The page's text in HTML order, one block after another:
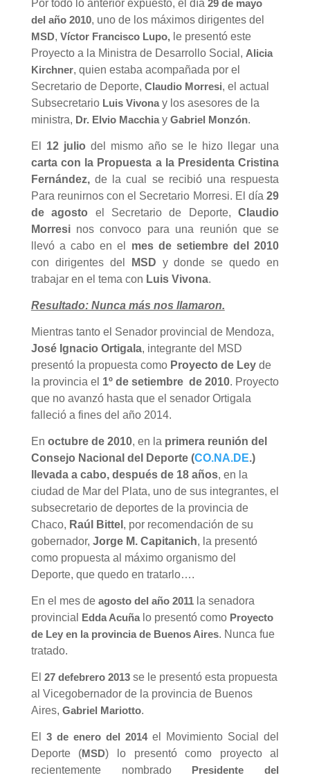
Por todo lo anterior expuesto, el día 29 de mayo
del año 2010, uno de los máximos dirigentes del
MSD, Víctor Francisco Lupo,le presentó este
Proyecto a la Ministra de Desarrollo Social, Alicia
Kirchner, quien estaba acompañada por el
Secretario de Deporte, Claudio Morresi, el actual
Subsecretario Luis Vivonay los asesores de la
ministra, Dr. Elvio Macchiay Gabriel Monzón.
El 12 julio del mismo año se le hizo llegar una
carta con la Propuesta a la Presidenta Cristina
Fernández,de la cual se recibió una respuesta
Para reunirnos con el Secretario Morresi. El día29
de agosto el Secretario de Deporte,Claudio
Morresinos convoco para una reunión que se
llevó a cabo en el mes de setiembre del 2010
con dirigentes del
MSD y donde se quedo en
trabajar en el tema con Luis Vivona.
Resultado: Nunca más nos llamaron.
Mientras tanto el Senador provincial de Mendoza,
José Ignacio Ortigala, integrante del MSD
presentó la propuesta como Proyecto de Leyde
la provincia el 1º de setiembre de 2010. Proyecto
que no avanzó hasta que el senador Ortigala
falleció a fines del año 2014.
En octubre de 2010, en la primera reunión del
Consejo Nacional del Deporte (CO.NA.DE.)
llevada a cabo, después de 18 años, en la
ciudad de Mar del Plata, uno de sus integrantes, el
subsecretario de deportes de la provincia de
Chaco, Raúl Bittel , por recomendación de su
gobernador, Jorge M. Capitanich, la presentó
como propuesta al máximo organismo del
Deporte, que quedo en tratarlo….
En el mes de agosto del año 2011la senadora
provincial
Edda Acuñalo presentó como Proyecto
de Ley en la provincia de Buenos Aires. Nunca fue
tratado.
El 27 defebrero 2013 se le presentó esta propuesta
al Vicegobernador de la provincia de Buenos
Aires, Gabriel Mariotto.
El 3 de enero del 2014el Movimiento Social del
Deporte (MSD) lo presentó como proyecto al
recientemente nombrado
Presidente del